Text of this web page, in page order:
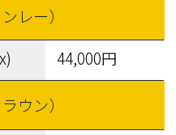
レー）
44,000円
ウン）